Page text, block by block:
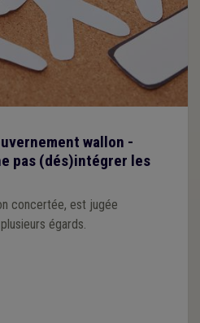
wallon -
pas (dés)intégrer les
concertée, est jugée
égards.